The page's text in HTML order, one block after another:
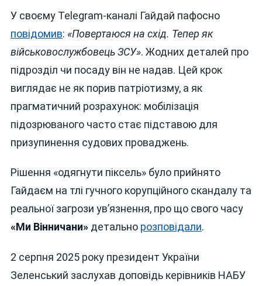
У своєму Telegram-каналі Гайдай пафосно
повідомив: «Повертаюся на схід. Тепер як
військовослужбовець ЗСУ». Жодних деталей про
підрозділ чи посаду він не надав. Цей крок
виглядає не як порив патріотизму, а як
прагматичний розрахунок: мобілізація
підозрюваного часто стає підставою для
призупинення судових проваджень.
Рішення «одягнути піксель» було прийнято
Гайдаєм на тлі гучного корупційного скандалу та
реальної загрози ув’язнення, про що свого часу
«Ми Вінничани»детально розповідали.
2 серпня 2025 року президент України
Зеленський заслухав доповідь керівників НАБУ